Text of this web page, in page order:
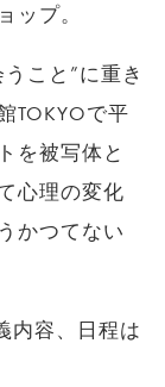
ップ。
こと”に重き
TOKYOで平
を被写体と
心理の変化
かつてない
内容、日程は